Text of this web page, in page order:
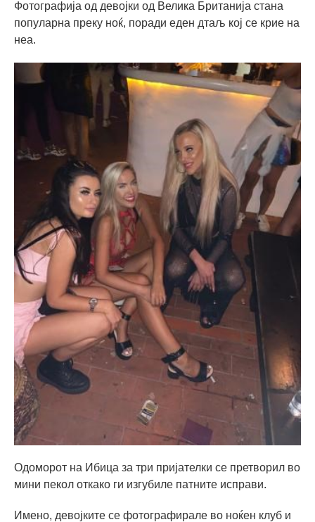
Фотографија од девојки од Велика Британија стана
популарна преку ноќ, поради еден дтаљ кој се крие на
неа.
Одоморот на Ибица за три пријателки се претворил во
мини пекол откако ги изгубиле патните исправи.
Имено, девојките се фотографирале во ноќен клуб и